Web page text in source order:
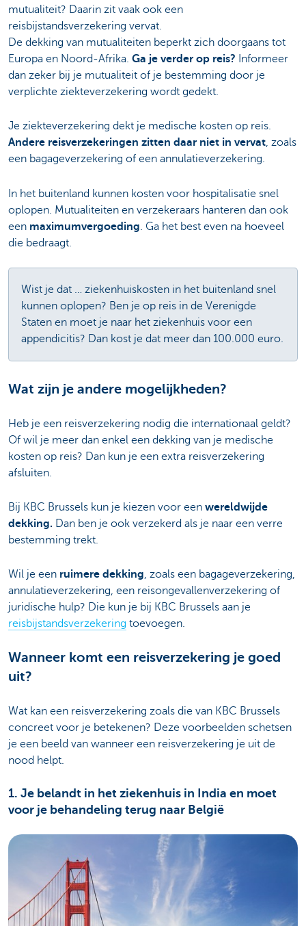
mutualiteit? Daarin zit vaak ook een
reisbijstandsverzekering vervat.
De dekking van mutualiteiten beperkt zich doorgaans tot
Europa en Noord-Afrika. Ga je verder op reis? Informeer
dan zeker bij je mutualiteit of je bestemming door je
verplichte ziekteverzekering wordt gedekt.
Je ziekteverzekering dekt je medische kosten op reis.
Andere reisverzekeringen zitten daar niet in vervat, zoals
een bagageverzekering of een annulatieverzekering.
In het buitenland kunnen kosten voor hospitalisatie snel
oplopen. Mutualiteiten en verzekeraars hanteren dan ook
een maximumvergoeding . Ga het best even na hoeveel
die bedraagt.
Wist je dat … ziekenhuiskosten in het buitenland snel
kunnen oplopen? Ben je op reis in de Verenigde
Staten en moet je naar het ziekenhuis voor een
appendicitis? Dan kost je dat meer dan 100.000 euro.
Wat zijn je andere mogelijkheden?
Heb je een reisverzekering nodig die internationaal geldt?
Of wil je meer dan enkel een dekking van je medische
kosten op reis? Dan kun je een extra reisverzekering
afsluiten.
Bij KBC Brussels kun je kiezen voor een wereldwijde
dekking. Dan ben je ook verzekerd als je naar een verre
bestemming trekt.
Wil je een ruimere dekking, zoals een bagageverzekering,
annulatieverzekering, een reisongevallenverzekering of
juridische hulp? Die kun je bij KBC Brussels aan je
reisbijstandsverzekering toevoegen.
Wanneer komt een reisverzekering je goed
uit?
Wat kan een reisverzekering zoals die van KBC Brussels
concreet voor je betekenen? Deze voorbeelden schetsen
je een beeld van wanneer een reisverzekering je uit de
nood helpt.
1. Je belandt in het ziekenhuis in India en moet
voor je behandeling terug naar België